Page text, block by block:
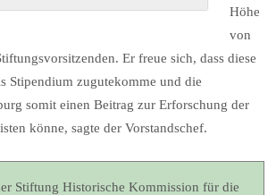
Höhe
von
Er freue sich, dass diese
Stipendium zugutekomme und die
somit einen Beitrag zur Erforschung der
könne, sagte der Vorstandschef.
Stiftung Historische Kommission für die